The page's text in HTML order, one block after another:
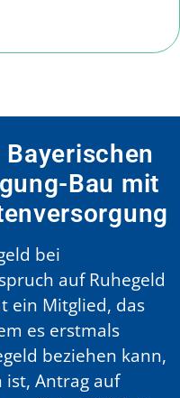
bei
auf Ruhegeld
ein Mitglied, das
es erstmals
beziehen kann,
Antrag auf
Bau mit